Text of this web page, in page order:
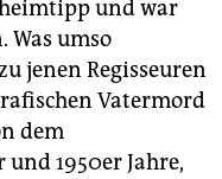
und war
umso
jenen Regisseuren
Vatermord
dem
1950er Jahre,